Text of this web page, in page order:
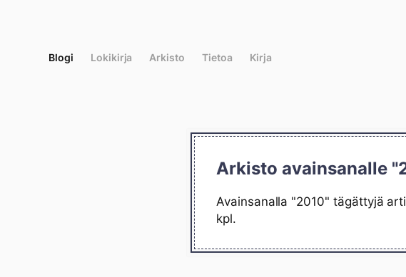
Blogi Lokikirja Arkisto Tietoa Kirja
Arkisto avainsanalle
Avainsanalla "2010" tägättyjä
kpl.